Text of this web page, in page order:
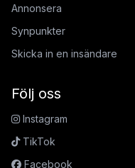
Annonsera
Synpunkter
Skicka in en insändare
Följ oss
Instagram
TikTok
Facebook